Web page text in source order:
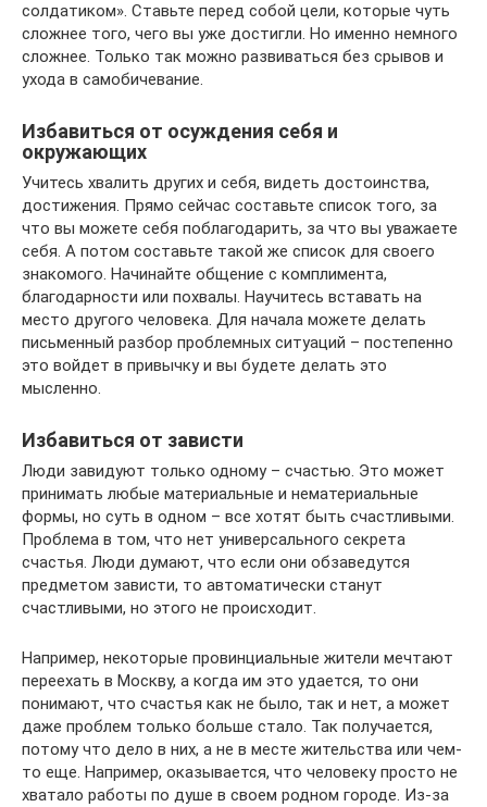
солдатиком». Ставьте перед собой цели, которые чуть
сложнее того, чего вы уже достигли. Но именно немного
сложнее. Только так можно развиваться без срывов и
ухода в самобичевание.
Избавиться от осуждения себя и
окружающих
Учитесь хвалить других и себя, видеть достоинства,
достижения. Прямо сейчас составьте список того, за
что вы можете себя поблагодарить, за что вы уважаете
себя. А потом составьте такой же список для своего
знакомого. Начинайте общение с комплимента,
благодарности или похвалы. Научитесь вставать на
место другого человека. Для начала можете делать
письменный разбор проблемных ситуаций – постепенно
это войдет в привычку и вы будете делать это
мысленно.
Избавиться от зависти
Люди завидуют только одному – счастью. Это может
принимать любые материальные и нематериальные
формы, но суть в одном – все хотят быть счастливыми.
Проблема в том, что нет универсального секрета
счастья. Люди думают, что если они обзаведутся
предметом зависти, то автоматически станут
счастливыми, но этого не происходит.
Например, некоторые провинциальные жители мечтают
переехать в Москву, а когда им это удается, то они
понимают, что счастья как не было, так и нет, а может
даже проблем только больше стало. Так получается,
потому что дело в них, а не в месте жительства или чем-
то еще. Например, оказывается, что человеку просто не
хватало работы по душе в своем родном городе. Из-за